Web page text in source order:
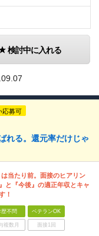
検討中に入れる
応募可
れる。還元率だけじゃ
当たり前。面接のヒアリン
と『今後』の適正年収とキャ
！
歴不問 ベテランOK
複数月 面接1回